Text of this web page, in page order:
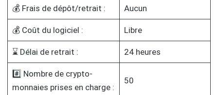
💰 Frais de dépôt/retrait : Aucun
💰 Coût du logiciel : Libre
⌛ Délai de retrait : 24 heures
#️⃣ Nombre de crypto-
monnaies prises en charge :
50